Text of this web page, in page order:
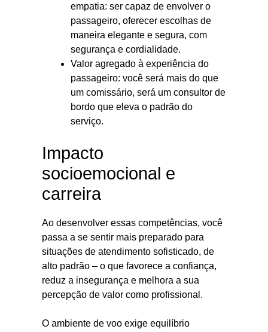
empatia: ser capaz de envolver o
passageiro, oferecer escolhas de
maneira elegante e segura, com
segurança e cordialidade.
Valor agregado à experiência do
passageiro: você será mais do que
um comissário, será um consultor de
bordo que eleva o padrão do
serviço.
Impacto
socioemocional e
carreira
Ao desenvolver essas competências, você
passa a se sentir mais preparado para
situações de atendimento sofisticado, de
alto padrão – o que favorece a confiança,
reduz a insegurança e melhora a sua
percepção de valor como profissional.
O ambiente de voo exige equilíbrio